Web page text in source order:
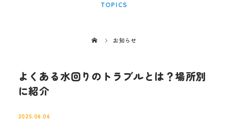
TOPICS
お知らせ
よくある水回りのトラブルとは？場所別
に紹介
2025.06.06